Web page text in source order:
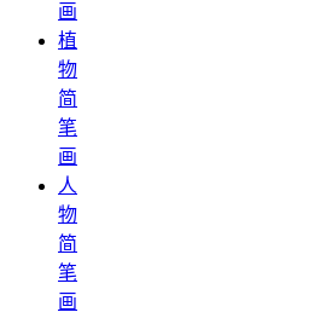
画
植
物
简
笔
画
人
物
简
笔
画